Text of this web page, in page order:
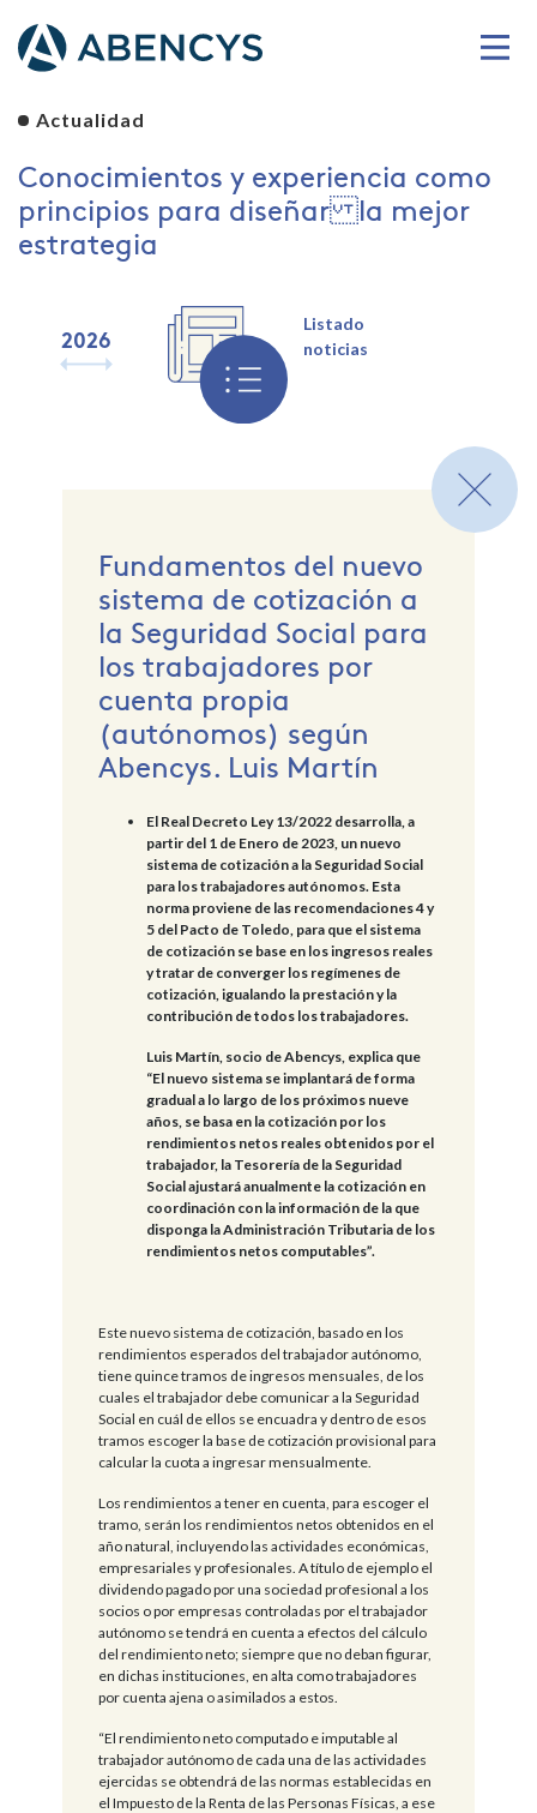
Actualidad
Conocimientos y experiencia como
principios para diseñar la mejor
estrategia
2026 2024 2023 2022 2021
Listado
noticias
Fundamentos del nuevo
sistema de cotización a
la Seguridad Social para
los trabajadores por
cuenta propia
(autónomos) según
Abencys. Luis Martín
El Real Decreto Ley 13/2022 desarrolla, a
partir del 1 de Enero de 2023, un nuevo
sistema de cotización a la Seguridad Social
para los trabajadores autónomos. Esta
norma proviene de las recomendaciones 4 y
5 del Pacto de Toledo, para que el sistema
de cotización se base en los ingresos reales
y tratar de converger los regímenes de
cotización, igualando la prestación y la
contribución de todos los trabajadores.
Luis Martín, socio de Abencys, explica que
“El nuevo sistema se implantará de forma
gradual a lo largo de los próximos nueve
años, se basa en la cotización por los
rendimientos netos reales obtenidos por el
trabajador, la Tesorería de la Seguridad
Social ajustará anualmente la cotización en
coordinación con la información de la que
disponga la Administración Tributaria de los
rendimientos netos computables”.
Este nuevo sistema de cotización, basado en los
rendimientos esperados del trabajador autónomo,
tiene quince tramos de ingresos mensuales, de los
cuales el trabajador debe comunicar a la Seguridad
Social en cuál de ellos se encuadra y dentro de esos
tramos escoger la base de cotización provisional para
calcular la cuota a ingresar mensualmente.
Los rendimientos a tener en cuenta, para escoger el
tramo, serán los rendimientos netos obtenidos en el
año natural, incluyendo las actividades económicas,
empresariales y profesionales. A título de ejemplo el
dividendo pagado por una sociedad profesional a los
socios o por empresas controladas por el trabajador
autónomo se tendrá en cuenta a efectos del cálculo
del rendimiento neto; siempre que no deban figurar,
en dichas instituciones, en alta como trabajadores
por cuenta ajena o asimilados a estos.
“El rendimiento neto computado e imputable al
trabajador autónomo de cada una de las actividades
ejercidas se obtendrá de las normas establecidas en
el Impuesto de la Renta de las Personas Físicas, a ese